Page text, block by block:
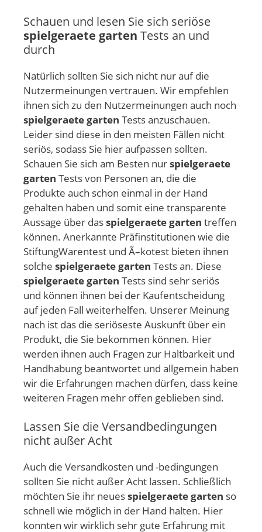
Schauen und lesen Sie sich seriöse
spielgeraete garten Tests an und
durch
Natürlich sollten Sie sich nicht nur auf die
Nutzermeinungen vertrauen. Wir empfehlen
ihnen sich zu den Nutzermeinungen auch noch
spielgeraete garten Tests anzuschauen.
Leider sind diese in den meisten Fällen nicht
seriös, sodass Sie hier aufpassen sollten.
Schauen Sie sich am Besten nurspielgeraete
garten Tests von Personen an, die die
Produkte auch schon einmal in der Hand
gehalten haben und somit eine transparente
Aussage über dasspielgeraete garten treffen
können. Anerkannte Präfinstitutionen wie die
StiftungWarentest und Ã–kotest bieten ihnen
solche spielgeraete garten Tests an. Diese
spielgeraete garten Tests sind sehr seriös
und können ihnen bei der Kaufentscheidung
auf jeden Fall weiterhelfen. Unserer Meinung
nach ist das die seriöseste Auskunft über ein
Produkt, die Sie bekommen können. Hier
werden ihnen auch Fragen zur Haltbarkeit und
Handhabung beantwortet und allgemein haben
wir die Erfahrungen machen dürfen, dass keine
weiteren Fragen mehr offen geblieben sind.
Lassen Sie die Versandbedingungen
nicht außer Acht
Auch die Versandkosten und -bedingungen
sollten Sie nicht außer Acht lassen. Schließlich
möchten Sie ihr neuesspielgeraete garten so
schnell wie möglich in der Hand halten. Hier
konnten wir wirklich sehr gute Erfahrung mit